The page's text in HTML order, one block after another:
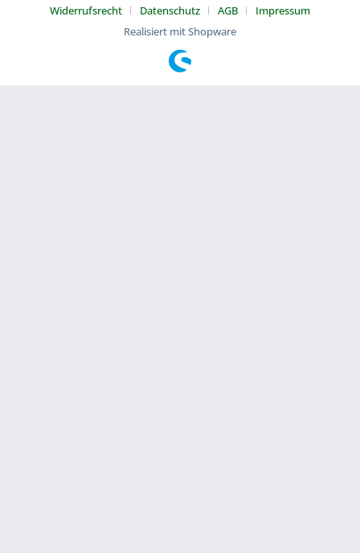
Widerrufsrecht Datenschutz AGB
Impressum
Realisiert mit Shopware